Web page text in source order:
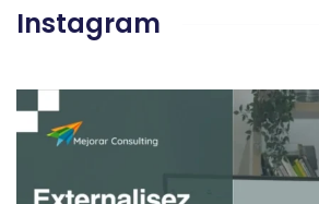
Instagram